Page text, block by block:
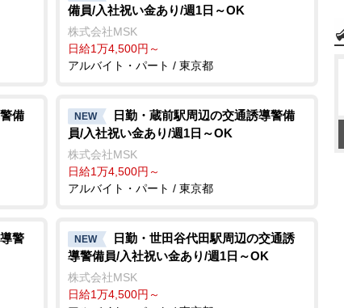
備員/入社祝い金あり/週1日～OK
株式会社MSK
日給1万4,500円～
アルバイト・パート / 東京都
備 NEW
日勤・蔵前駅周辺の交通誘導警備
員/入社祝い金あり/週1日～OK
株式会社MSK
日給1万4,500円～
アルバイト・パート / 東京都
警 NEW
日勤・世田谷代田駅周辺の交通誘
導警備員/入社祝い金あり/週1日～OK
株式会社MSK
日給1万4,500円～